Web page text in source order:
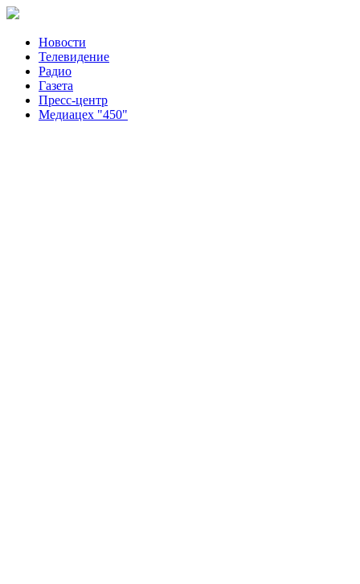
Новости
Телевидение
Радио
Газета
Пресс-центр
Медиацех "450"